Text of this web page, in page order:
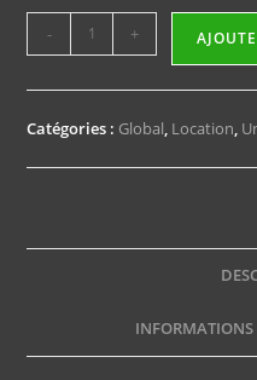
quantité
de
Formule
- +
Catégories : Global, Location,
INFORMATIONS